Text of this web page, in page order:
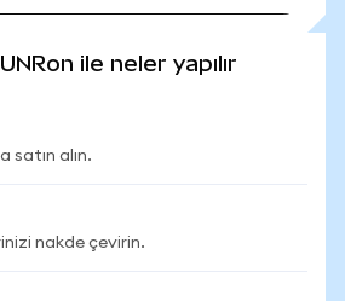
ile neler yapılır
satın alın.
nakde çevirin.